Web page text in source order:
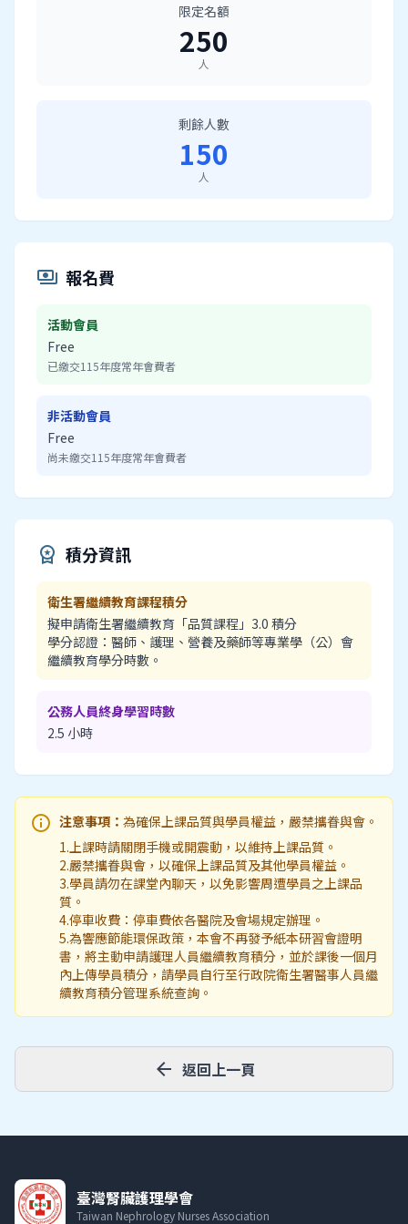
限定名額
250
人
剩餘人數
150
人
payments 報名費
活動會員
Free
已繳交115年度常年會費者
非活動會員
Free
尚未繳交115年度常年會費者
workspace_premium 積分資訊
衛生署繼續教育課程積分
擬申請衛生署繼續教育「品質課程」3.0 積分
學分認證：醫師、護理、營養及藥師等專業學（公）會
繼續教育學分時數。
公務人員終身學習時數
2.5 小時
info 注意事項： 為確保上課品質與學員權益，嚴禁攜眷與會。
1.上課時請關閉手機或開震動，以維持上課品質。
2.嚴禁攜眷與會，以確保上課品質及其他學員權益。
3.學員請勿在課堂內聊天，以免影響周遭學員之上課品
質。
4.停車收費：停車費依各醫院及會場規定辦理。
5.為響應節能環保政策，本會不再發予紙本研習會證明
書，將主動申請護理人員繼續教育積分，並於課後一個月
內上傳學員積分，請學員自行至行政院衛生署醫事人員繼
續教育積分管理系統查詢。
arrow_back 返回上一頁
臺灣腎臟護理學會
Taiwan Nephrology Nurses Association